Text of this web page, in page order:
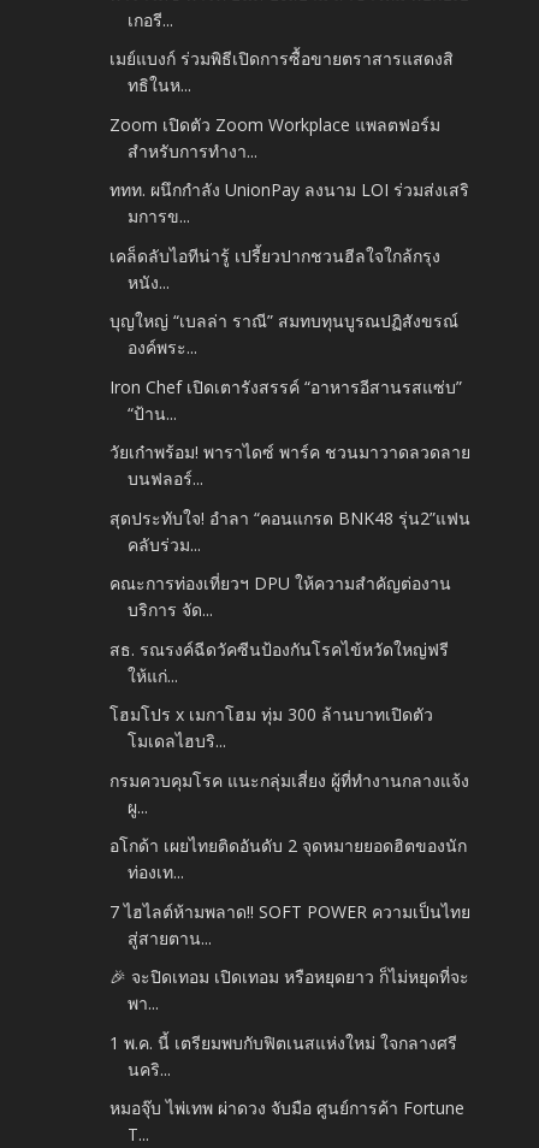
เกอรี...
เมย์แบงก์ ร่วมพิธีเปิดการซื้อขายตราสารแสดงสิ
ทธิในห...
Zoom เปิดตัว Zoom Workplace แพลตฟอร์ม
สำหรับการทำงา...
ททท. ผนึกกำลัง UnionPay ลงนาม LOI ร่วมส่งเสริ
มการข...
เคล็ดลับไอทีน่ารู้ เปรี้ยวปากชวนฮีลใจใกล้กรุง
หนัง...
บุญใหญ่ “เบลล่า ราณี” สมทบทุนบูรณปฏิสังขรณ์
องค์พระ...
Iron Chef เปิดเตารังสรรค์ “อาหารอีสานรสแซ่บ”
“ป้าน...
วัยเก๋าพร้อม! พาราไดซ์ พาร์ค ชวนมาวาดลวดลาย
บนฟลอร์...
สุดประทับใจ! อำลา “คอนแกรด BNK48 รุ่น2”แฟน
คลับร่วม...
คณะการท่องเที่ยวฯ DPU ให้ความสำคัญต่องาน
บริการ จัด...
สธ. รณรงค์ฉีดวัคซีนป้องกันโรคไข้หวัดใหญ่ฟรี
ให้แก่...
โฮมโปร x เมกาโฮม ทุ่ม 300 ล้านบาทเปิดตัว
โมเดลไฮบริ...
กรมควบคุมโรค แนะกลุ่มเสี่ยง ผู้ที่ทำงานกลางแจ้ง
ผู...
อโกด้า เผยไทยติดอันดับ 2 จุดหมายยอดฮิตของนัก
ท่องเท...
7 ไฮไลต์ห้ามพลาด!! SOFT POWER ความเป็นไทย
สู่สายตาน...
🎉 จะปิดเทอม เปิดเทอม หรือหยุดยาว ก็ไม่หยุดที่จะ
พา...
1 พ.ค. นี้ เตรียมพบกับฟิตเนสแห่งใหม่ ใจกลางศรี
นคริ...
หมอจุ๊บ ไพ่เทพ ผ่าดวง จับมือ ศูนย์การค้า Fortune
T...